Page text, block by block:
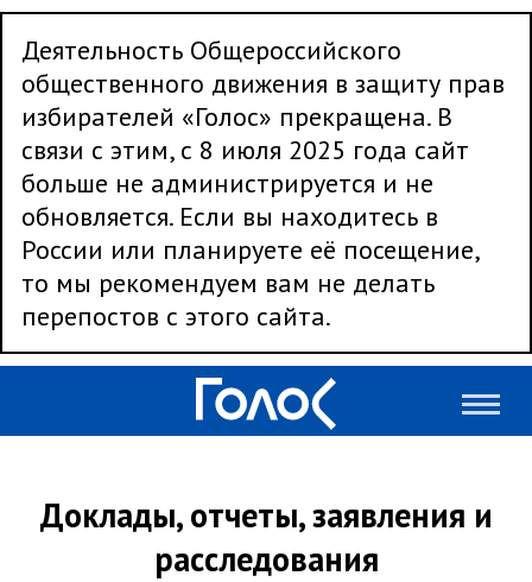
Деятельность Общероссийского
общественного движения в защиту прав
избирателей «Голос» прекращена. В
связи с этим, с 8 июля 2025 года сайт
больше не администрируется и не
обновляется. Если вы находитесь в
России или планируете её посещение,
то мы рекомендуем вам не делать
перепостов с этого сайта.
Доклады, отчеты, заявления и
расследования